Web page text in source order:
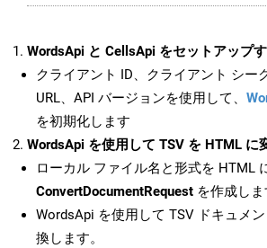
WordsApi と CellsApi をセットアップ
クライアント ID、クライアント シー
URL、API バージョンを使用して、
を初期化します
WordsApi を使用して TSV を HTML に
ローカル ファイル名と形式を HTML
ConvertDocumentRequest を作成しま
WordsApi を使用して TSV ドキュメ
換します。